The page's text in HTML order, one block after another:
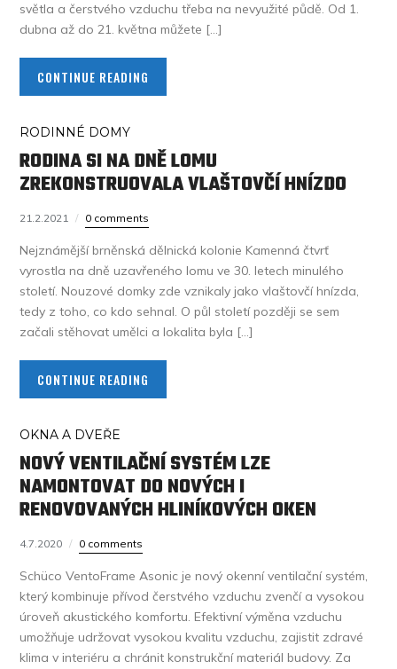
světla a čerstvého vzduchu třeba na nevyužité půdě. Od 1.
dubna až do 21. května můžete […]
CONTINUE READING
RODINNÉ DOMY
RODINA SI NA DNĚ LOMU
ZREKONSTRUOVALA VLAŠTOVČÍ HNÍZDO
21.2.2021 0 comments
Nejznámější brněnská dělnická kolonie Kamenná čtvrť
vyrostla na dně uzavřeného lomu ve 30. letech minulého
století. Nouzové domky zde vznikaly jako vlaštovčí hnízda,
tedy z toho, co kdo sehnal. O půl století později se sem
začali stěhovat umělci a lokalita byla […]
CONTINUE READING
OKNA A DVEŘE
NOVÝ VENTILAČNÍ SYSTÉM LZE
NAMONTOVAT DO NOVÝCH I
RENOVOVANÝCH HLINÍKOVÝCH OKEN
4.7.2020 0 comments
Schüco VentoFrame Asonic je nový okenní ventilační systém,
který kombinuje přívod čerstvého vzduchu zvenčí a vysokou
úroveň akustického komfortu. Efektivní výměna vzduchu
umožňuje udržovat vysokou kvalitu vzduchu, zajistit zdravé
klima v interiéru a chránit konstrukční materiál budovy. Za